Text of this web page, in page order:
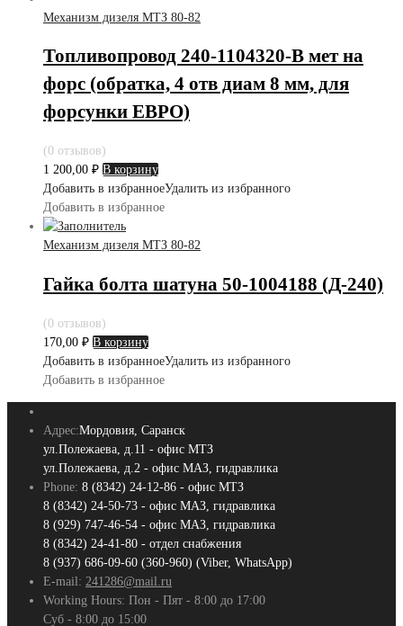
Механизм дизеля МТЗ 80-82
Топливопровод 240-1104320-В мет на
форс (обратка, 4 отв диам 8 мм, для
форсунки ЕВРО)
(0 отзывов)
1 200,00 ₽ В корзину
Добавить в избранноеУдалить из избранного
Добавить в избранное
Механизм дизеля МТЗ 80-82
Гайка болта шатуна 50-1004188 (Д-240)
(0 отзывов)
170,00 ₽ В корзину
Добавить в избранноеУдалить из избранного
Добавить в избранное
Адрес:Мордовия, Саранск
ул.Полежаева, д.11 - офис МТЗ
ул.Полежаева, д.2 - офис МАЗ, гидравлика
Phone: 8 (8342) 24-12-86 - офис МТЗ
8 (8342) 24-50-73 - офис МАЗ, гидравлика
8 (929) 747-46-54 - офис МАЗ, гидравлика
8 (8342) 24-41-80 - отдел снабжения
8 (937) 686-09-60 (360-960) (Viber, WhatsApp)
E-mail: 241286@mail.ru
Working Hours: Пон - Пят - 8:00 до 17:00
Суб - 8:00 до 15:00